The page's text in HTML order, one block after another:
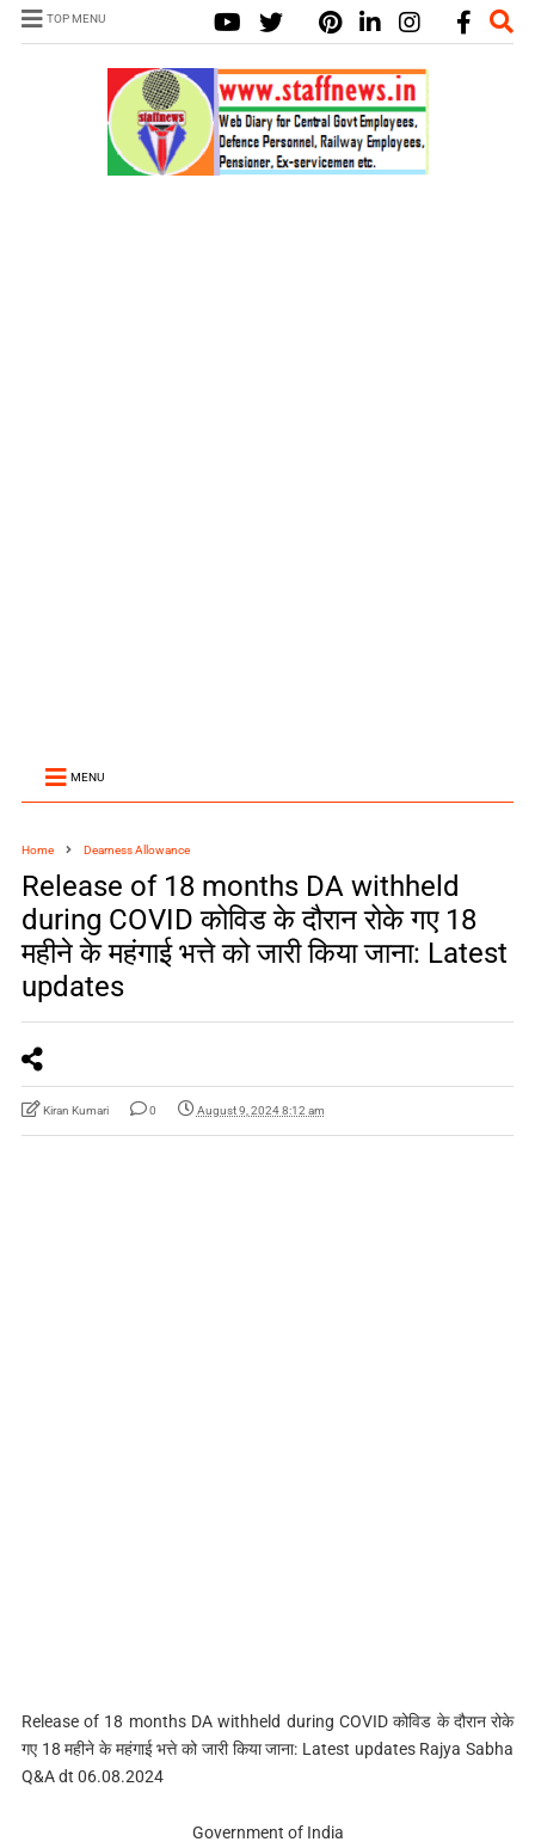
TOP MENU
MENU
Home Dearness Allowance
Release of 18 months DA withheld
during COVID कोविड के दौरान रोके गए 18
महीने के महंगाई भत्ते को जारी किया जाना: Latest
updates
Kiran Kumari 0 August 9, 2024 8:12 am
Release of 18 months DA withheld during COVID कोविड के दौरान रोके
गए 18 महीने के महंगाई भत्ते को जारी किया जाना: Latest updates Rajya Sabha
Q&A dt 06.08.2024
Government of India